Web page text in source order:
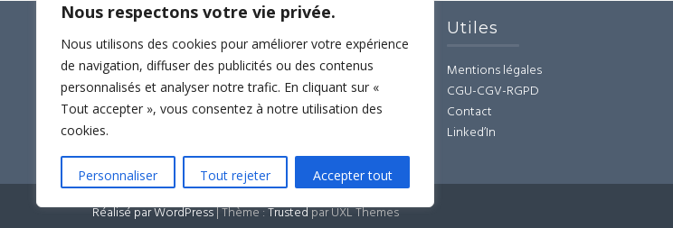
Nous respectons votre vie privée.
Nous utilisons des cookies pour améliorer votre expérience
de navigation, diffuser des publicités ou des contenus
personnalisés et analyser notre trafic. En cliquant sur «
Tout accepter », vous consentez à notre utilisation des
cookies.
Personnaliser Tout rejeter Accepter tout
Utiles
Mentions légales
CGU-CGV-RGPD
Contact
Linked’In
Réalisé par WordPress|Thème :Trustedpar UXL Themes